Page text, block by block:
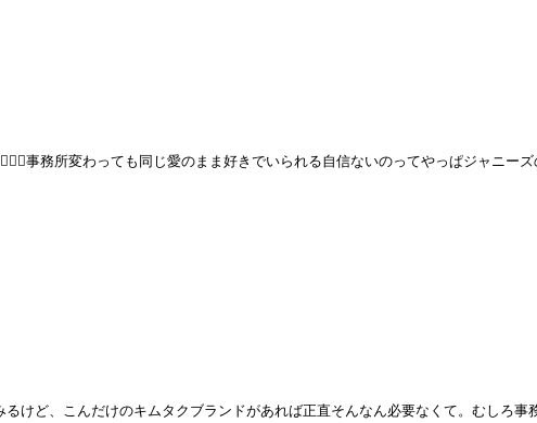
事務所変わっても同じ愛のまま好きでいられる自信ないのってやっぱジャニー
けど、こんだけのキムタクブランドがあれば正直そんなん必要なくて。むしろ